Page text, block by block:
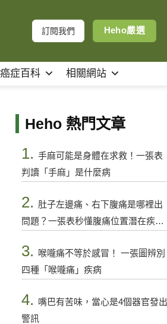
訂閱我們 Heho嚴選
癌症百科 相關網站
Heho 熱門文章
1. 手麻可能是身體在求救！一張表
判讀「手麻」是什麼病
2. 肚子左邊痛、右下腹痛是哪裡出
問題？一張表秒懂腹痛位置潛在疾病
3.
喉嚨痛不等於感冒！ 一張圖辨別
四種「喉嚨痛」疾病
4. 嘴巴有苦味，當心是4個器官發出
警訊